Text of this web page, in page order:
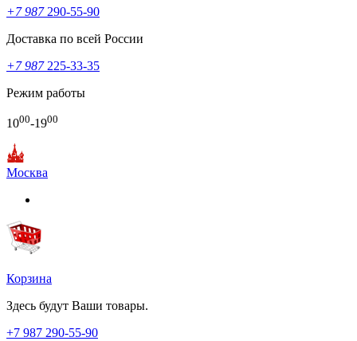
+7 987290-55-90
Доставка по всей России
+7 987225-33-35
Режим работы
1000-1900
Москва
Корзина
Здесь будут Ваши товары.
+7 987 290-55-90